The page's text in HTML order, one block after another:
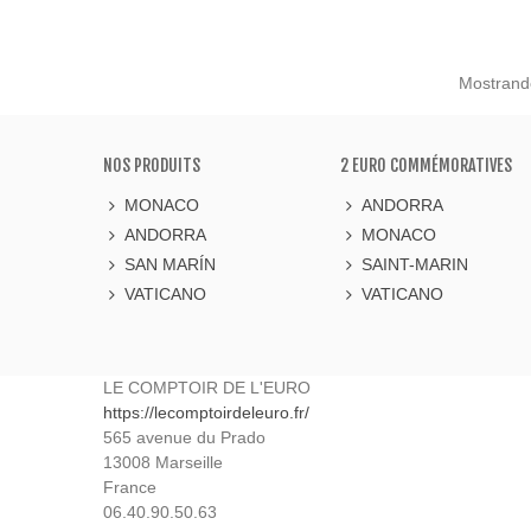
NOS PRODUITS
MONACO
ANDORRA
SAN MARÍN
VATICANO
2 EURO COMMÉMORATIVES
ANDORRA
MONACO
SAINT-MARIN
VATICANO
LE COMPTOIR DE L'EURO
https://lecomptoirdeleuro.fr/
565 avenue du Prado
13008 Marseille
France
06.40.90.50.63